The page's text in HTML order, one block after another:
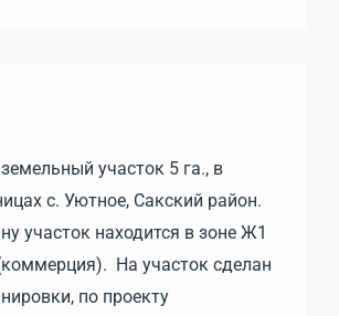
участок 5 га., в
с. Уютное, Сакский район.
участок находится в зоне Ж1
На участок сделан
по проекту